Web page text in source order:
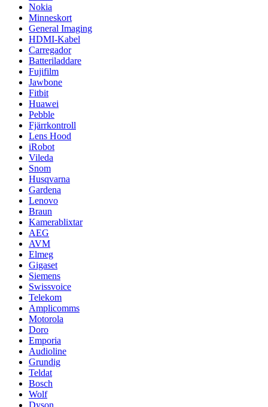
Nokia
Minneskort
General Imaging
HDMI-Kabel
Carregador
Batteriladdare
Fujifilm
Jawbone
Fitbit
Huawei
Pebble
Fjärrkontroll
Lens Hood
iRobot
Vileda
Snom
Husqvarna
Gardena
Lenovo
Braun
Kamerablixtar
AEG
AVM
Elmeg
Gigaset
Siemens
Swissvoice
Telekom
Amplicomms
Motorola
Doro
Emporia
Audioline
Grundig
Teldat
Bosch
Wolf
Dyson